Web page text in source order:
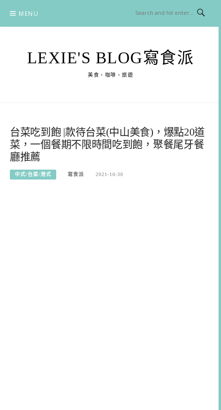
content
MENU
LEXIE'S BLOG寫食派
美食、咖啡、旅遊
台菜吃到飽 |款待台菜(中山美食)，爆點20道
菜，一個餐期不限時間吃到飽，聚餐尾牙餐
廳推薦
中式/台菜/港式 寫食派 2021-10-30